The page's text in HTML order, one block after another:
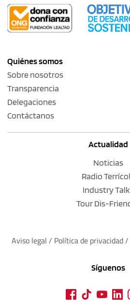
Quiénes somos
Sobre nosotros
Transparencia
Delegaciones
Contáctanos
Actualidad
Noticias
Radio
Industry
Tour Dis-
Aviso legal / Política de privacidad /
Síguenos